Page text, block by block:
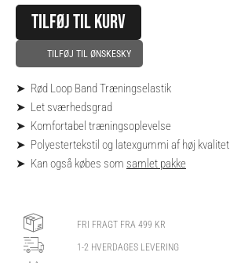
antal
TILFØJ TIL KURV
TILFØJ TIL ØNSKESKY
➤ Rød Loop Band Træningselastik
➤ Let sværhedsgrad
➤ Komfortabel træningsoplevelse
➤ Polyestertekstil og latexgummi af høj kvalitet
➤ Kan også købes som samlet pakke
FRI FRAGT FRA 499 KR
1-2 HVERDAGES LEVERING